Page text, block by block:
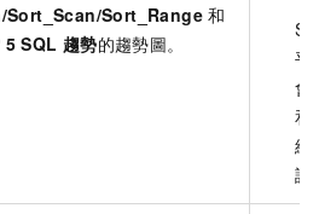
Sort_Range 和
5 SQL 趨勢的趨勢圖。
平
會
和
維
訊